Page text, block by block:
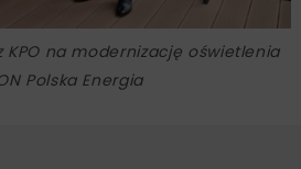
KPO na modernizację oświetlenia
Polska Energia